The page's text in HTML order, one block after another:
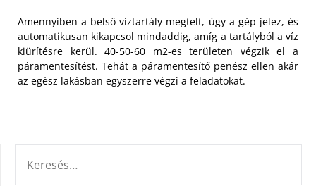
Amennyiben a belső víztartály megtelt, úgy a gép jelez, és
automatikusan kikapcsol mindaddig, amíg a tartályból a víz
kiürítésre kerül. 40-50-60 m2-es területen végzik el a
páramentesítést. Tehát a páramentesítő penész ellen akár
az egész lakásban egyszerre végzi a feladatokat.